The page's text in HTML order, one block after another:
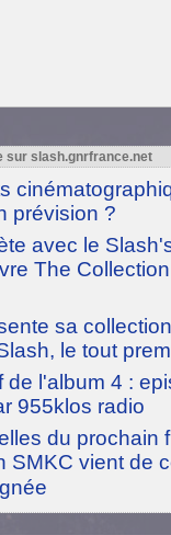
sur slash.gnrfrance.net
prévision ?
avec le
The
sa
le tout
de l'album 4 :
955klos radio
du prochain
SMKC vient de